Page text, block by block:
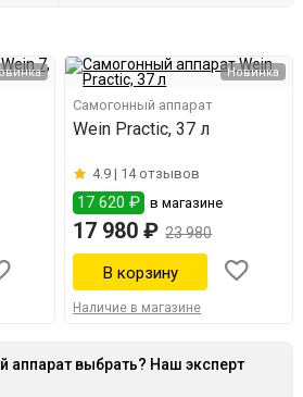
Новинка
Самогонный аппарат
Wein Practic, 37 л
4.9 | 14 отзывов
17 620 ₽ в магазине
17 980 ₽ 23 980
Наличие в магазине
аппарат выбрать? Наш эксперт